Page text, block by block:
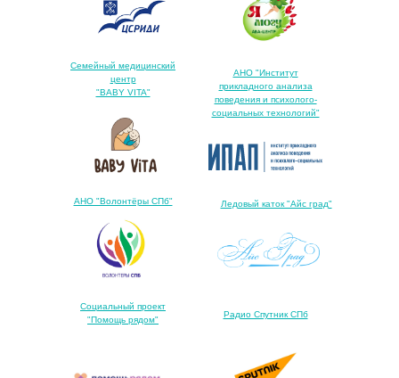
АНО "Волонтёры СПб" Ледовый каток "Айс град"
Социальный проект
"Помощь рядом"
АНО "Институт
прикладного анализа
поведения и психолого-
социальных технологий"
Семейный медицинский
центр
"BABY VITA"
Радио Спутник СПб